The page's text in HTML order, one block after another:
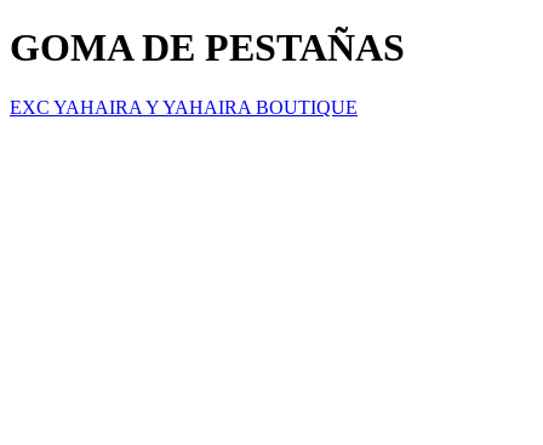
GOMA DE PESTAÑAS
EXC YAHAIRA Y YAHAIRA BOUTIQUE